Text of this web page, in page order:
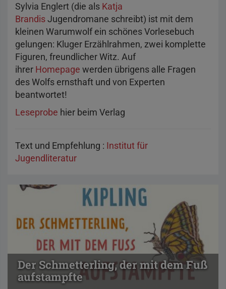
Sylvia Englert (die als Katja
BrandisJugendromane schreibt) ist mit dem
kleinen Warumwolf ein schönes Vorlesebuch
gelungen: Kluger Erzählrahmen, zwei komplette
Figuren, freundlicher Witz. Auf
ihrer Homepage werden übrigens alle Fragen
des Wolfs ernsthaft und von Experten
beantwortet!
Leseprobe hier beim Verlag
Text und Empfehlung : Institut für
Jugendliteratur
Der Schmetterling, der mit dem Fuß
aufstampfte